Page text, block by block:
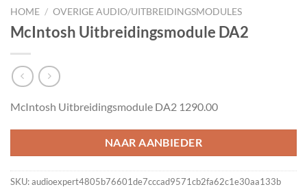
HOME / OVERIGE AUDIO/UITBREIDINGSMODULES
McIntosh Uitbreidingsmodule DA2
McIntosh Uitbreidingsmodule DA2 1290.00
NAAR AANBIEDER
SKU:audioexpert4805b76601de7cccad9571cb2fa62c1e30aa133b